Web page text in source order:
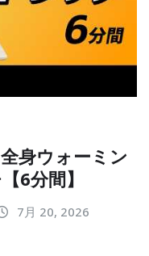
身ウォーミン
6分間】
7月 20, 2026